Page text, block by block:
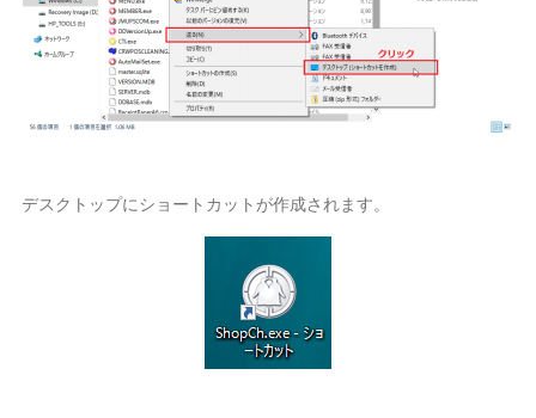
デスクトップにショートカットが作成されます。